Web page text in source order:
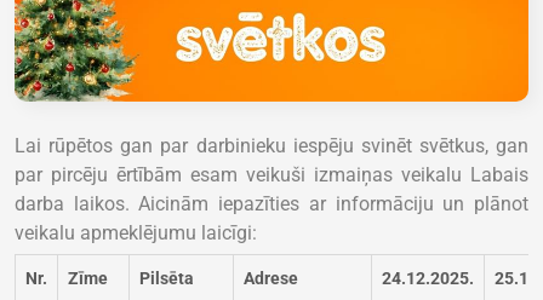
Lai rūpētos gan par darbinieku iespēju svinēt svētkus, gan
par pircēju ērtībām esam veikuši izmaiņas veikalu Labais
darba laikos. Aicinām iepazīties ar informāciju un plānot
veikalu apmeklējumu laicīgi:
Nr. Zīme Pilsēta Adrese 24.12.2025.